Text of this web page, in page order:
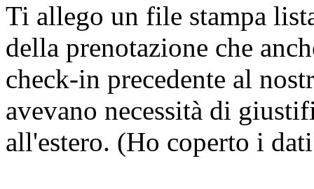
Ti allego un file stampa
della prenotazione che
check-in precedente al
avevano necessità di
all'estero. (Ho coperto i